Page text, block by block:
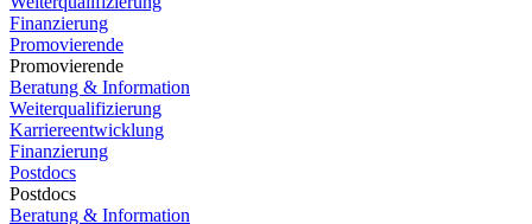
Finanzierung
Promovierende
Promovierende
Beratung & Information
Weiterqualifizierung
Karriereentwicklung
Finanzierung
Postdocs
Postdocs
Beratung & Information